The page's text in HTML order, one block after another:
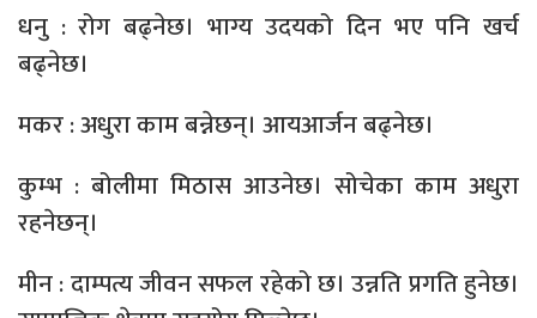
धनु : रोग बढ्नेछ। भाग्य उदयको दिन भए पनि खर्च
बढ्नेछ।
मकर : अधुरा काम बन्नेछन्। आयआर्जन बढ्नेछ।
कुम्भ : बोलीमा मिठास आउनेछ। सोचेका काम अधुरा
रहनेछन्।
मीन : दाम्पत्य जीवन सफल रहेको छ। उन्नति प्रगति हुनेछ।